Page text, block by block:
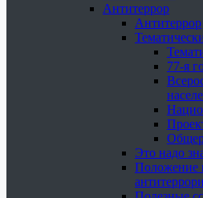
Антитеррор
Антитеррор
77-я
Это надо
Положение